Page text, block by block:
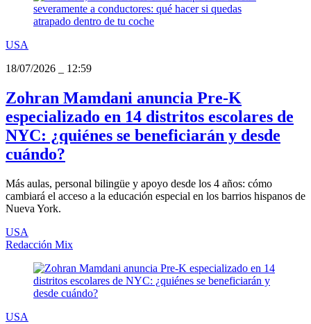
USA
18/07/2026
12:59
Zohran Mamdani anuncia Pre‑K
especializado en 14 distritos escolares de
NYC: ¿quiénes se beneficiarán y desde
cuándo?
Más aulas, personal bilingüe y apoyo desde los 4 años: cómo
cambiará el acceso a la educación especial en los barrios hispanos de
Nueva York.
USA
Redacción Mix
USA